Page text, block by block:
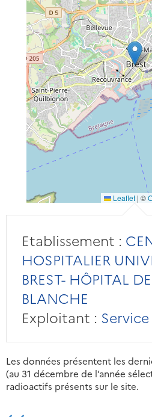
Leaflet | ©
Etablissement :
HOSPITALIER
BREST- HÔPITAL
BLANCHE
Exploitant :
Les données présentent les
(au 31 décembre de l’année
radioactifs présents sur le site.